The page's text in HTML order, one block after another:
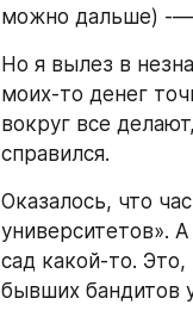
можно дальше) -—
Но я вылез в
моих-то денег
вокруг все
справился.
Оказалось, что
университетов».
сад какой-то.
бывших бандитов